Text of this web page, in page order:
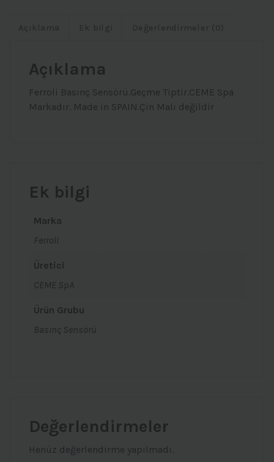
Açıklama
Ferroli Basınç Sensörü.Geçme Tiptir.CEME Spa
Markadır. Made in SPAIN.Çin Malı değildir
Ek bilgi
Marka
Ferroli
Üretici
CEME SpA
Ürün Grubu
Basınç Sensörü
Değerlendirmeler
Henüz değerlendirme yapılmadı.